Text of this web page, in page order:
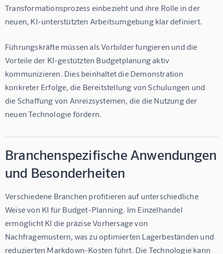
Transformationsprozess einbezieht und ihre Rolle in der
neuen, KI-unterstützten Arbeitsumgebung klar definiert.
Führungskräfte müssen als Vorbilder fungieren und die
Vorteile der KI-gestützten Budgetplanung aktiv
kommunizieren. Dies beinhaltet die Demonstration
konkreter Erfolge, die Bereitstellung von Schulungen und
die Schaffung von Anreizsystemen, die die Nutzung der
neuen Technologie fördern.
Branchenspezifische Anwendungen
und Besonderheiten
Verschiedene Branchen profitieren auf unterschiedliche
Weise von KI für Budget-Planning. Im Einzelhandel
ermöglicht KI die präzise Vorhersage von
Nachfragemustern, was zu optimierten Lagerbeständen und
reduzierten Markdown-Kosten führt. Die Technologie kann